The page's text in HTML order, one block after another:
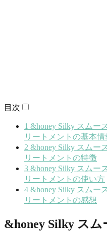
目次
1 &honey Silky スムー
リートメントの基本情
2 &honey Silky スムー
リートメントの特徴
3 &honey Silky スムー
リートメントの使い方
4 &honey Silky スムー
リートメントの感想
&honey Silky ス